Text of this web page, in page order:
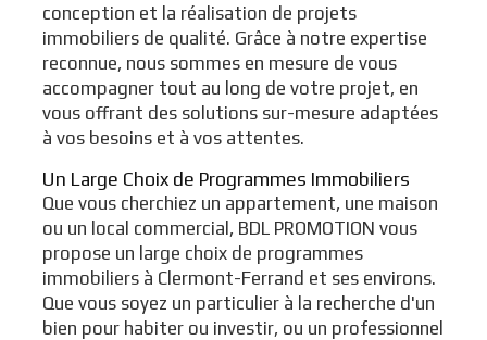
conception et la réalisation de projets
immobiliers de qualité. Grâce à notre expertise
reconnue, nous sommes en mesure de vous
accompagner tout au long de votre projet, en
vous offrant des solutions sur-mesure adaptées
à vos besoins et à vos attentes.
Un Large Choix de Programmes Immobiliers
Que vous cherchiez un appartement, une maison
ou un local commercial, BDL PROMOTION vous
propose un large choix de programmes
immobiliers à Clermont-Ferrand et ses environs.
Que vous soyez un particulier à la recherche d'un
bien pour habiter ou investir, ou un professionnel